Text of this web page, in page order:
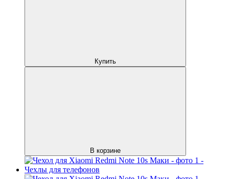
Купить
В корзине